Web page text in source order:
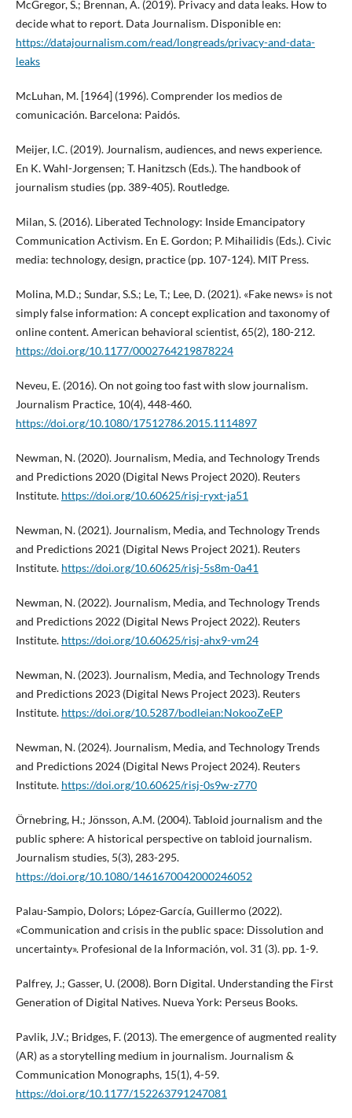
McGregor, S.; Brennan, A. (2019). Privacy and data leaks. How to
decide what to report. Data Journalism. Disponible en:
https://datajournalism.com/read/longreads/privacy-and-data-
leaks
McLuhan, M. [1964] (1996). Comprender los medios de
comunicación. Barcelona: Paidós.
Meijer, I.C. (2019). Journalism, audiences, and news experience.
En K. Wahl-Jorgensen; T. Hanitzsch (Eds.). The handbook of
journalism studies (pp. 389-405). Routledge.
Milan, S. (2016). Liberated Technology: Inside Emancipatory
Communication Activism. En E. Gordon; P. Mihailidis (Eds.). Civic
media: technology, design, practice (pp. 107-124). MIT Press.
Molina, M.D.; Sundar, S.S.; Le, T.; Lee, D. (2021). «Fake news» is not
simply false information: A concept explication and taxonomy of
online content. American behavioral scientist, 65(2), 180-212.
https://doi.org/10.1177/0002764219878224
Neveu, E. (2016). On not going too fast with slow journalism.
Journalism Practice, 10(4), 448-460.
https://doi.org/10.1080/17512786.2015.1114897
Newman, N. (2020). Journalism, Media, and Technology Trends
and Predictions 2020 (Digital News Project 2020). Reuters
Institute. https://doi.org/10.60625/risj-ryxt-ja51
Newman, N. (2021). Journalism, Media, and Technology Trends
and Predictions 2021 (Digital News Project 2021). Reuters
Institute. https://doi.org/10.60625/risj-5s8m-0a41
Newman, N. (2022). Journalism, Media, and Technology Trends
and Predictions 2022 (Digital News Project 2022). Reuters
Institute. https://doi.org/10.60625/risj-ahx9-vm24
Newman, N. (2023). Journalism, Media, and Technology Trends
and Predictions 2023 (Digital News Project 2023). Reuters
Institute. https://doi.org/10.5287/bodleian:NokooZeEP
Newman, N. (2024). Journalism, Media, and Technology Trends
and Predictions 2024 (Digital News Project 2024). Reuters
Institute. https://doi.org/10.60625/risj-0s9w-z770
Örnebring, H.; Jönsson, A.M. (2004). Tabloid journalism and the
public sphere: A historical perspective on tabloid journalism.
Journalism studies, 5(3), 283-295.
https://doi.org/10.1080/1461670042000246052
Palau-Sampio, Dolors; López-García, Guillermo (2022).
«Communication and crisis in the public space: Dissolution and
uncertainty». Profesional de la Información, vol. 31 (3). pp. 1-9.
Palfrey, J.; Gasser, U. (2008). Born Digital. Understanding the First
Generation of Digital Natives. Nueva York: Perseus Books.
Pavlik, J.V.; Bridges, F. (2013). The emergence of augmented reality
(AR) as a storytelling medium in journalism. Journalism &
Communication Monographs, 15(1), 4-59.
https://doi.org/10.1177/152263791247081